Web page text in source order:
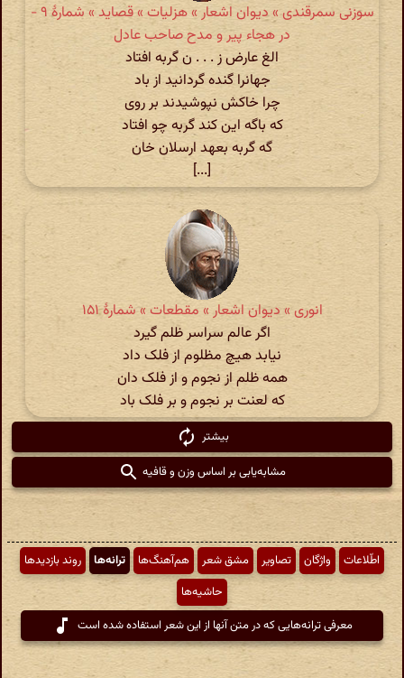
سوزنی سمرقندی » دیوان اشعار » هزلیات » قصاید » شمارهٔ ۹ -
در هجاء پیر و مدح صاحب عادل
الغ عارض ز . . . ن گربه افتاد
جهانرا گنده گردانید از باد
چرا خاکش نپوشیدند بر روی
که باگه این کند گربه چو افتاد
گه گربه بعهد ارسلان خان
[...]
انوری » دیوان اشعار » مقطعات » شمارهٔ ۱۵۱
اگر عالم سراسر ظلم گیرد
نیابد هیچ مظلوم از فلک داد
همه ظلم از نجوم و از فلک دان
که لعنت بر نجوم و بر فلک باد
بیشتر
مشابه‌یابی بر اساس وزن و قافیه
اطّلاعات واژگان تصاویر مشق شعر هم‌آهنگ‌ها ترانه‌ها
روند بازدیدها
حاشیه‌ها
معرفی ترانه‌هایی که در متن آنها از این شعر استفاده شده است